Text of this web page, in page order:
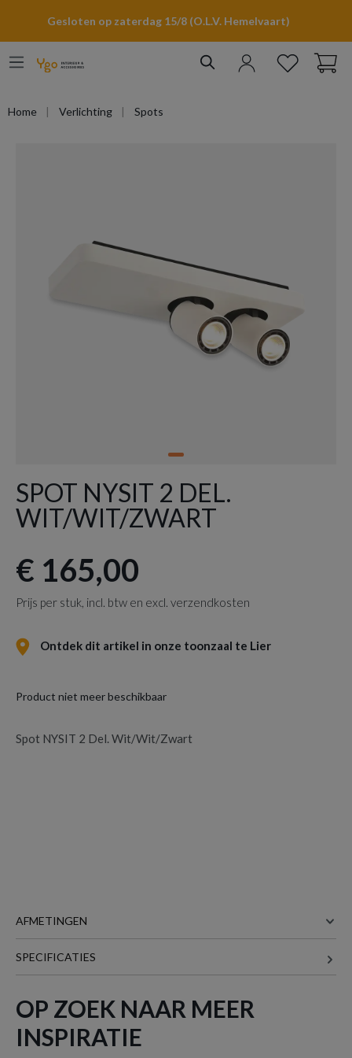
Gesloten op zaterdag 15/8 (O.L.V. Hemelvaart)
Home Verlichting Spots
SPOT NYSIT 2 DEL.
WIT/WIT/ZWART
€ 165,00
Prijs per stuk, incl. btw en excl. verzendkosten
Ontdek dit artikel in onze toonzaal te Lier
Product niet meer beschikbaar
Spot NYSIT 2 Del. Wit/Wit/Zwart
AFMETINGEN
HOOGTE 12 cm
Meer afmetingen
SPECIFICATIES
OP ZOEK NAAR MEER
INSPIRATIE